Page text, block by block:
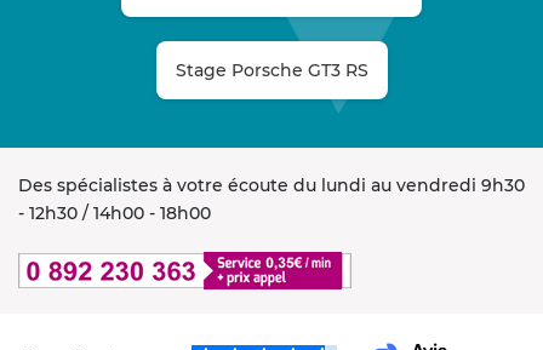
Stage Porsche GT3 RS
Des spécialistes à votre écoute du lundi au vendredi 9h30
- 12h30 / 14h00 - 18h00